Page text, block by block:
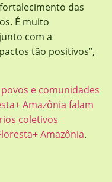
das
É muito
com a
tão positivos”,
e comunidades
Amazônia falam
coletivos
Amazônia.